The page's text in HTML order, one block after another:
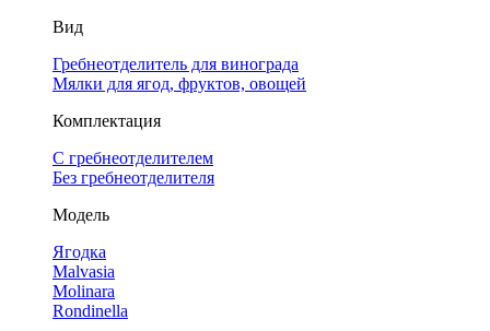
Вид
Гребнеотделитель для винограда
Мялки для ягод, фруктов, овощей
Комплектация
С гребнеотделителем
Без гребнеотделителя
Модель
Ягодка
Malvasia
Molinara
Rondinella